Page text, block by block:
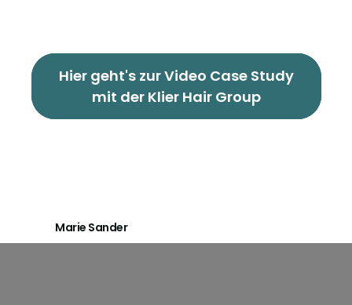
Hier geht's zur Video Case Study
mit der Klier Hair Group
Marie Sander